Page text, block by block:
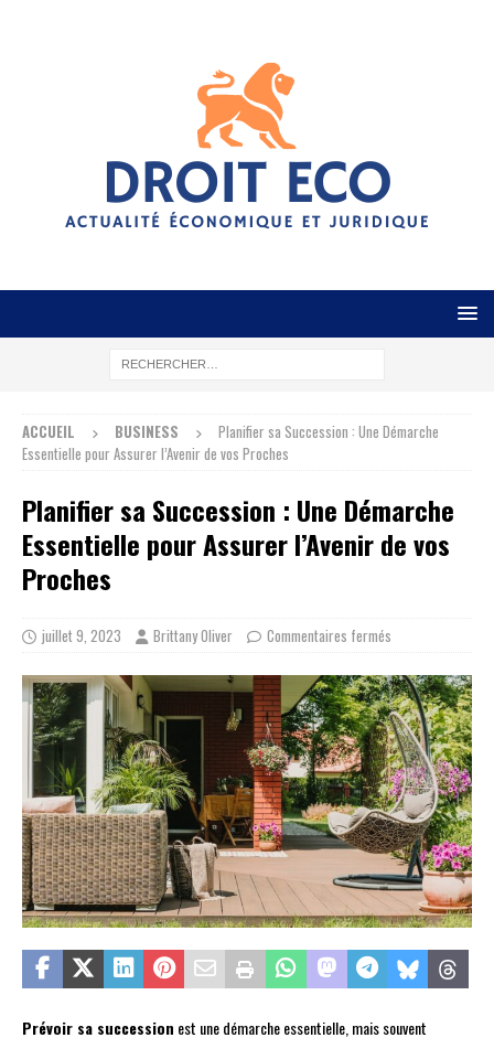
ACCUEIL BUSINESS
Planifier sa Succession : Une Démarche
Essentielle pour Assurer l’Avenir de vos Proches
Planifier sa Succession : Une Démarche
Essentielle pour Assurer l’Avenir de vos
Proches
juillet 9, 2023 Brittany Oliver Commentaires fermés
Prévoir sa succession est une démarche essentielle, mais souvent